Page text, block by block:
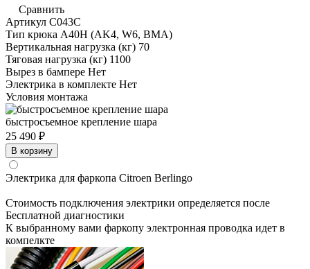
Сравнить
Артикул C043C
Тип крюка А40H (AK4, W6, BMA)
Вертикальная нагрузка (кг) 70
Тяговая нагрузка (кг) 1100
Вырез в бампере Нет
Электрика в комплекте Нет
Условия монтажа
быстросъемное крепление шара
25 490 ₽
В корзину
Электрика для фаркопа Citroen Berlingo
Стоимость подключения электрики определяется после
Бесплатной диагностики
К выбранному вами фаркопу электронная проводка идет в
компелкте